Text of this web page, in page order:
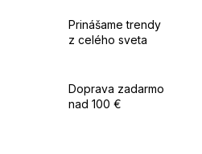
Prinášame trendy
z celého sveta
Doprava zadarmo
nad 100 €